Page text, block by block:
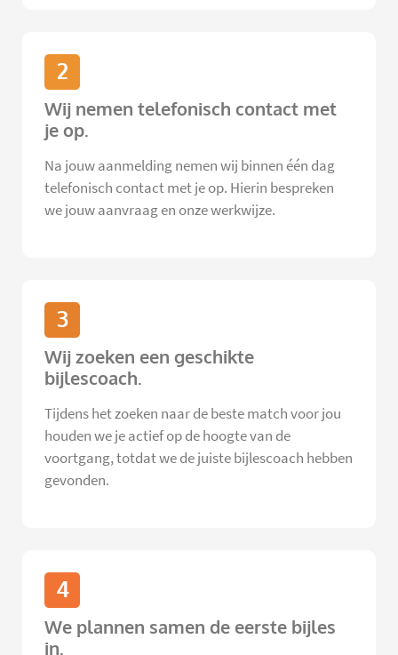
2
Wij nemen telefonisch contact met
je op.
Na jouw aanmelding nemen wij binnen één dag
telefonisch contact met je op. Hierin bespreken
we jouw aanvraag en onze werkwijze.
3
Wij zoeken een geschikte
bijlescoach.
Tijdens het zoeken naar de beste match voor jou
houden we je actief op de hoogte van de
voortgang, totdat we de juiste bijlescoach hebben
gevonden.
4
We plannen samen de eerste bijles
in.